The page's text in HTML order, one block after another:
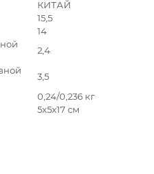
КИТАЙ
15,5
14
2,4
3,5
0,24/0,236 кг
5x5x17 см